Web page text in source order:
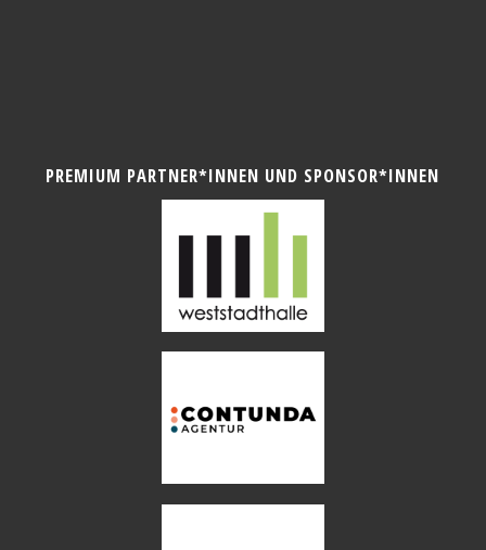
PREMIUM PARTNER*INNEN UND SPONSOR*INNEN